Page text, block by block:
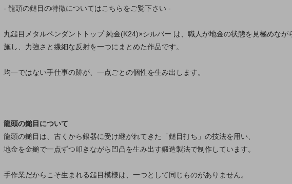
- 龍頭の鎚目の特徴についてはこちらをご覧下さい -
丸鎚目メタルペンダントトップ 純金(K24)×シルバー は、職人が地金の状態を見極めなが
施し、力強さと繊細な反射を一つにまとめた作品です。
均一ではない手仕事の跡が、一点ごとの個性を生み出します。
龍頭の鎚目について
龍頭の鎚目は、古くから銀器に受け継がれてきた「鎚目打ち」の技法を用い、
地金を金鎚で一点ずつ叩きながら凹凸を生み出す鍛造製法で制作しています。
手作業だからこそ生まれる鎚目模様は、一つとして同じものがありません。